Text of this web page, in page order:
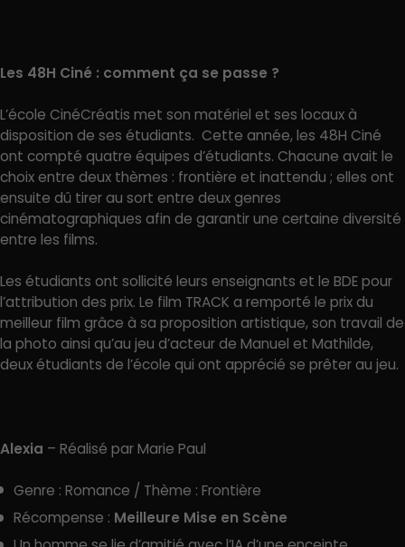
Les 48H Ciné : comment ça se passe ?
L’école CinéCréatis met son matériel et ses locaux à
disposition de ses étudiants. Cette année, les 48H Ciné
ont compté quatre équipes d’étudiants. Chacune avait le
choix entre deux thèmes : frontière et inattendu ; elles ont
ensuite dû tirer au sort entre deux genres
cinématographiques afin de garantir une certaine diversité
entre les films.
Les étudiants ont sollicité leurs enseignants et le BDE pour
l’attribution des prix. Le film TRACK a remporté le prix du
meilleur film grâce à sa proposition artistique, son travail de
la photo ainsi qu’au jeu d’acteur de Manuel et Mathilde,
deux étudiants de l’école qui ont apprécié se prêter au jeu.
Alexia – Réalisé par Marie Paul
Genre : Romance / Thème : Frontière
Récompense : Meilleure Mise en Scène